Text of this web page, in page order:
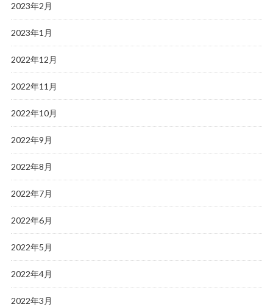
2023年2月
2023年1月
2022年12月
2022年11月
2022年10月
2022年9月
2022年8月
2022年7月
2022年6月
2022年5月
2022年4月
2022年3月